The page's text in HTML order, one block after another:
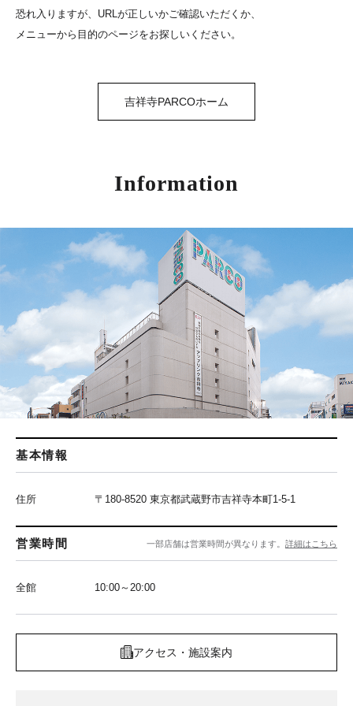
恐れ入りますが、URLが正しいかご確認いただくか、
メニューから目的のページをお探しいください。
吉祥寺PARCOホーム
Information
基本情報
住所 〒180-8520 東京都武蔵野市吉祥寺本町1-5-1
営業時間 一部店舗は営業時間が異なります。 詳細はこちら
全館 10:00～20:00
アクセス・施設案内